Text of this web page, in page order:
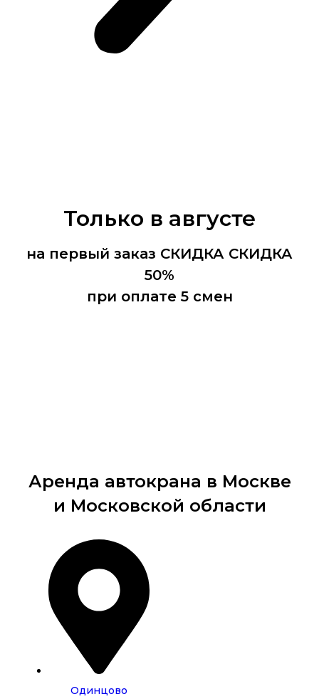
Только в августе
на первый заказ СКИДКА СКИДКА
50%
при оплате 5 смен
Аренда автокрана в Москве
и Московской области
Одинцово